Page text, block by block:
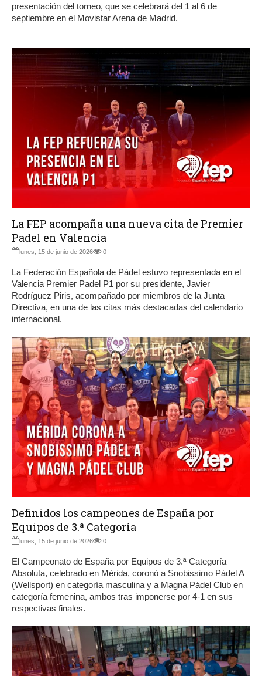
presentación del torneo, que se celebrará del 1 al 6 de
septiembre en el Movistar Arena de Madrid.
La FEP acompaña una nueva cita de Premier
Padel en Valencia
lunes, 15 de junio de 2026 0
La Federación Española de Pádel estuvo representada en el
Valencia Premier Padel P1 por su presidente, Javier
Rodríguez Piris, acompañado por miembros de la Junta
Directiva, en una de las citas más destacadas del calendario
internacional.
Definidos los campeones de España por
Equipos de 3.ª Categoría
lunes, 15 de junio de 2026 0
El Campeonato de España por Equipos de 3.ª Categoría
Absoluta, celebrado en Mérida, coronó a Snobissimo Pádel A
(Wellsport) en categoría masculina y a Magna Pádel Club en
categoría femenina, ambos tras imponerse por 4-1 en sus
respectivas finales.